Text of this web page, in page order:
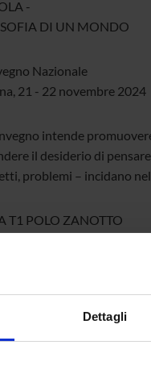
Dettagli
-
DI UN MONDO
Nazionale
21 - 22 novembre 2024
intende
il desiderio di
problemi – incidano
T1 POLO ZANOTTO